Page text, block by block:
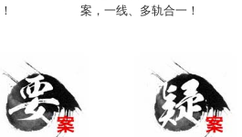
案，一线、多轨合一！